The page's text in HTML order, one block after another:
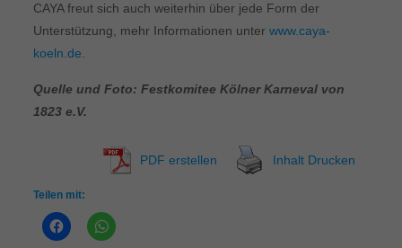
CAYA freut sich auch weiterhin über jede Form der
Unterstützung, mehr Informationen unter www.caya-
koeln.de
Quelle und Foto: Festkomitee Kölner Karneval von
1823 e.V.
PDF erstellen Inhalt Drucken
Teilen mit: